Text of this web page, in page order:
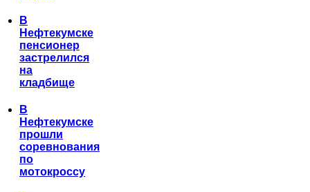
В
Нефтекумске
пенсионер
застрелился
на
кладбище
В
Нефтекумске
прошли
соревнования
по
мотокроссу